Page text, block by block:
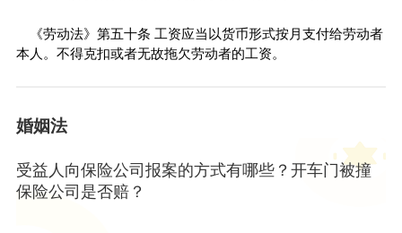
《劳动法》第五十条 工资应当以货币形式按月支付给劳动者
本人。不得克扣或者无故拖欠劳动者的工资。
婚姻法
受益人向保险公司报案的方式有哪些？开车门被撞
保险公司是否赔？